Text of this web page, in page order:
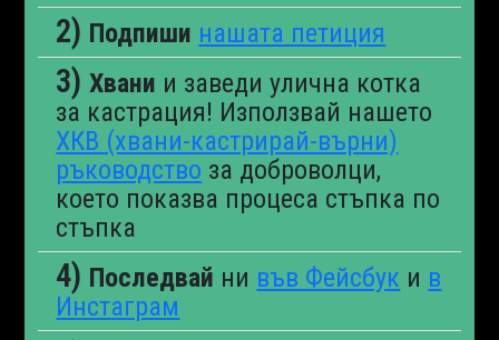
Подпиши нашата петиция
Хвани и заведи улична котка
за кастрация! Използвай нашето
ХКВ (хвани-кастрирай-върни)
ръководство за доброволци,
което показва процеса стъпка по
стъпка
Последвай ни във Фейсбук и в
Инстаграм